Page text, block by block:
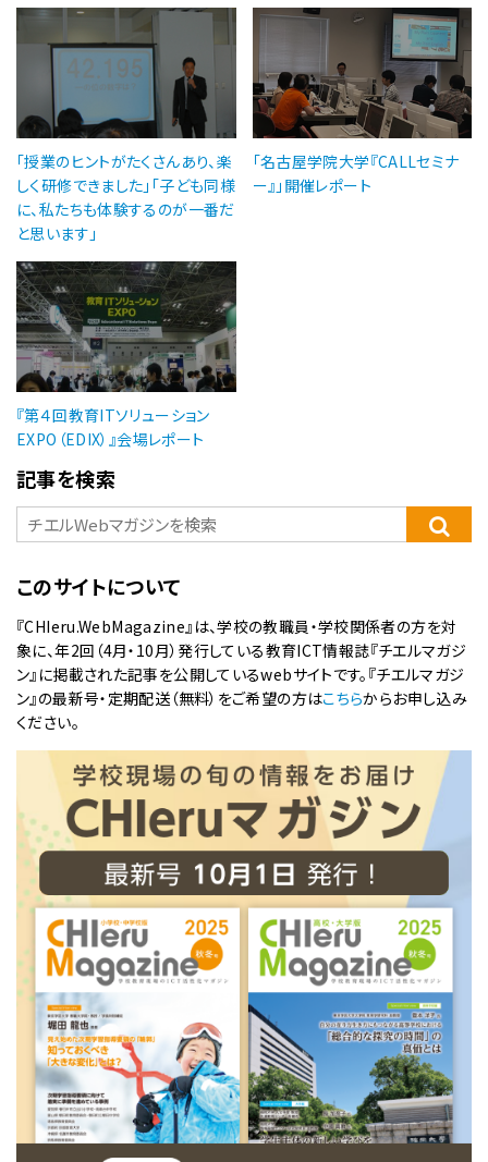
「授業のヒントがたくさんあり、楽
しく研修できました」「子ども同様
に、私たちも体験するのが一番だ
と思います」
「名古屋学院大学『CALLセミナ
ー』」開催レポート
『第４回教育ITソリューション
EXPO（EDIX）』会場レポート
記事を検索
このサイトについて
『CHIeru.WebMagazine』は、学校の教職員・学校関係者の方を対
象に、年2回（4月・10月）発行している教育ICT情報誌『チエルマガジ
ン』に掲載された記事を公開しているwebサイトです。『チエルマガジ
ン』の最新号・定期配送（無料）をご希望の方はこちらからお申し込み
ください。